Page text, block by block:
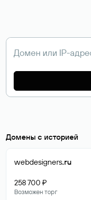
Домены с историей
webdesigners.ru
258 700 ₽
Возможен торг